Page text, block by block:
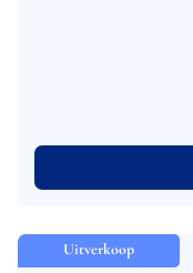
Uitverkoop